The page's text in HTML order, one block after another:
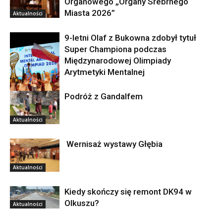
Aktualności
Miasta 2026”
Aktualności
9-letni Olaf z Bukowna zdobył tytuł
Super Championa podczas
Międzynarodowej Olimpiady
Arytmetyki Mentalnej
Aktualności
Podróż z Gandalfem
Aktualności
Wernisaż wystawy Głębia
Aktualności
Kiedy skończy się remont DK94 w
Olkuszu?